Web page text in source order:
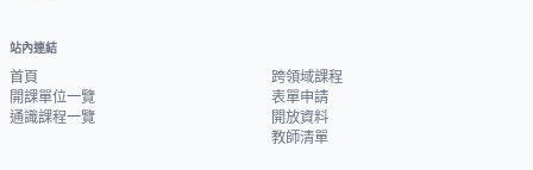
站內連結
首頁
開課單位一覽
通識課程一覽
跨領域課程
表單申請
開放資料
教師清單